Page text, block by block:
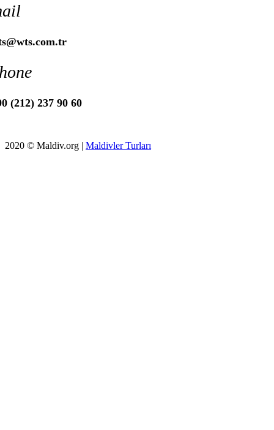
(212) 237 90 60
2020 © Maldiv.org | Maldivler Turları